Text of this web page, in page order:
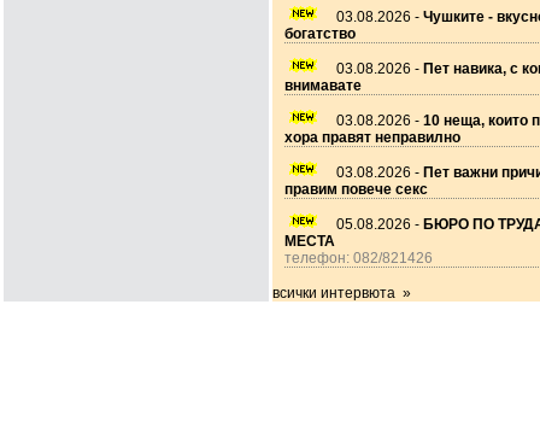
03.08.2026 - Чушките -
богатство
03.08.2026 - Пет навика, с
внимавате
03.08.2026 - 10 неща, които
хора правят неправилно
03.08.2026 - Пет важни
правим повече секс
05.08.2026 - БЮРО ПО
МЕСТА
телефон: 082/821426
всички интервюта »